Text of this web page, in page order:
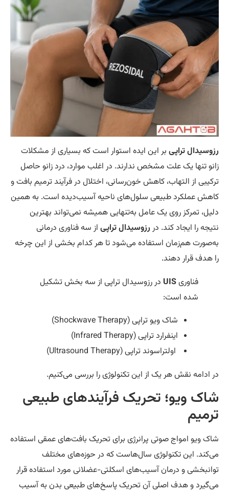
تراپیبر این ایده استوار است که بسیاری از مشکلات
تنها یک علت مشخص ندارند. در اغلب موارد، درد زانو حاصل
از التهاب، کاهش خون‌رسانی، اختلال در فرآیند ترمیم بافت و
عملکرد طبیعی سلول‌های ناحیه آسیب‌دیده است. به همین
تمرکز روی یک عامل به‌تنهایی همیشه نمی‌تواند بهترین
را ایجاد کند. دررزوسیدال تراپیاز سه فناوری درمانی
هم‌زمان استفاده می‌شود تا هر کدام بخشی از این چرخه
هدف قرار دهند.
فناوریUISدر رزوسیدال تراپی از سه بخش تشکیل
شده است:
شاک ویو تراپی (Shockwave Therapy)
اینفرارد تراپی (Infrared Therapy)
اولتراسوند تراپی (Ultrasound Therapy)
ادامه نقش هر یک از این تکنولوژی را بررسی می‌کنیم.
ویو؛ تحریک فرآیندهای طبیعی
ویو امواج صوتی پرانرژی برای تحریک بافت‌های عمقی استفاده
این تکنولوژی سال‌هاست که در حوزه‌های مختلف
و درمان آسیب‌های اسکلتی-عضلانی مورد استفاده قرار
و هدف اصلی آن تحریک پاسخ‌های طبیعی بدن به آسیب